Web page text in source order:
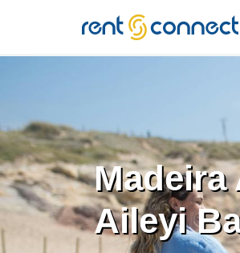
RENT'N
CONNECT
Madeira
Aileyi